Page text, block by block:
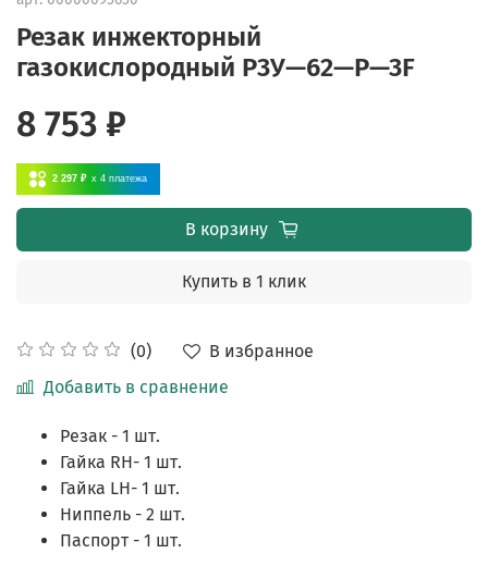
Резак инжекторный
газокислородный P3У—62—Р—3F
(0)
В избранное
Добавить в сравнение
8 753 ₽
2 297 ₽ x 4 платежа
В корзину
Купить в 1 клик
Резак - 1 шт.
Гайка RH- 1 шт.
Гайка LH- 1 шт.
Ниппель - 2 шт.
Паспорт - 1 шт.